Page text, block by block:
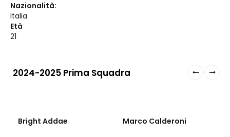
Nazionalità:
Italia
Età
21
2024-2025 Prima Squadra
Bright Addae 27
Marco Calderoni